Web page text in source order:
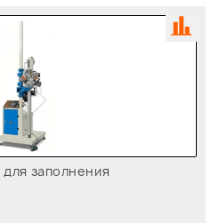
заполнения